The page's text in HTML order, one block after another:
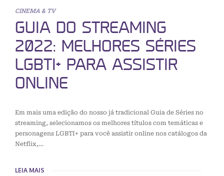
CINEMA & TV
GUIA DO STREAMING
2022: MELHORES SÉRIES
LGBTI+ PARA ASSISTIR
ONLINE
Em mais uma edição do nosso já tradicional Guia de Séries no
streaming, selecionamos os melhores títulos com temáticas e
personagens LGBTI+ para você assistir online nos catálogos da
Netflix,…
LEIA MAIS